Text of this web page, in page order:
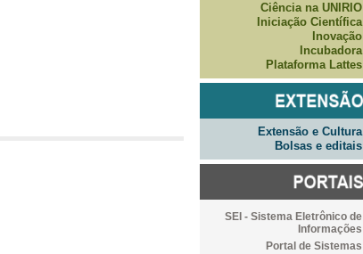
Ciência na UNIRIO
Iniciação Científica
Inovação
Incubadora
Plataforma Lattes
Extensão e Cultura
Bolsas e editais
SEI - Sistema Eletrônico de
Informações
Portal de Sistemas